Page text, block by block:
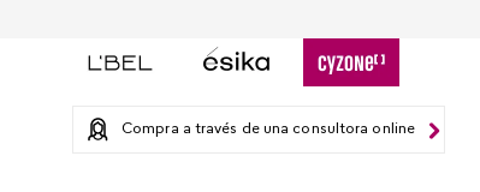
Compra a través de una consultora online